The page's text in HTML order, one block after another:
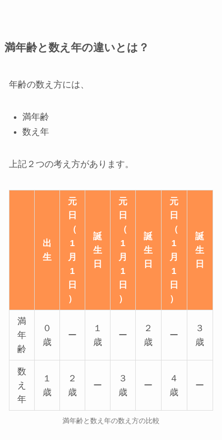
満年齢と数え年の違いとは？
年齢の数え方には、
満年齢
数え年
上記２つの考え方があります。
出
生
元
日
（
1
月
1
日
）
誕
生
日
元
日
（
1
月
1
日
）
誕
生
日
元
日
（
1
月
1
日
）
誕
生
日
満
年
齢
０
歳
ー
１
歳
ー
２
歳
ー
３
歳
数
え
年
１
歳
２
歳
ー
３
歳
ー
４
歳
ー
満年齢と数え年の数え方の比較